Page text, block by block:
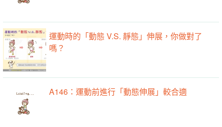
運動時的「動態 V.S. 靜態」伸展，你做對了
嗎？
A146：運動前進行「動態伸展」較合適